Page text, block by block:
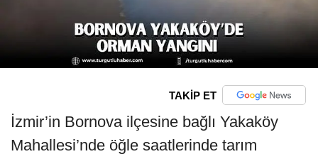
TAKİP ET
İzmir’in Bornova ilçesine bağlı Yakaköy
Mahallesi’nde öğle saatlerinde tarım